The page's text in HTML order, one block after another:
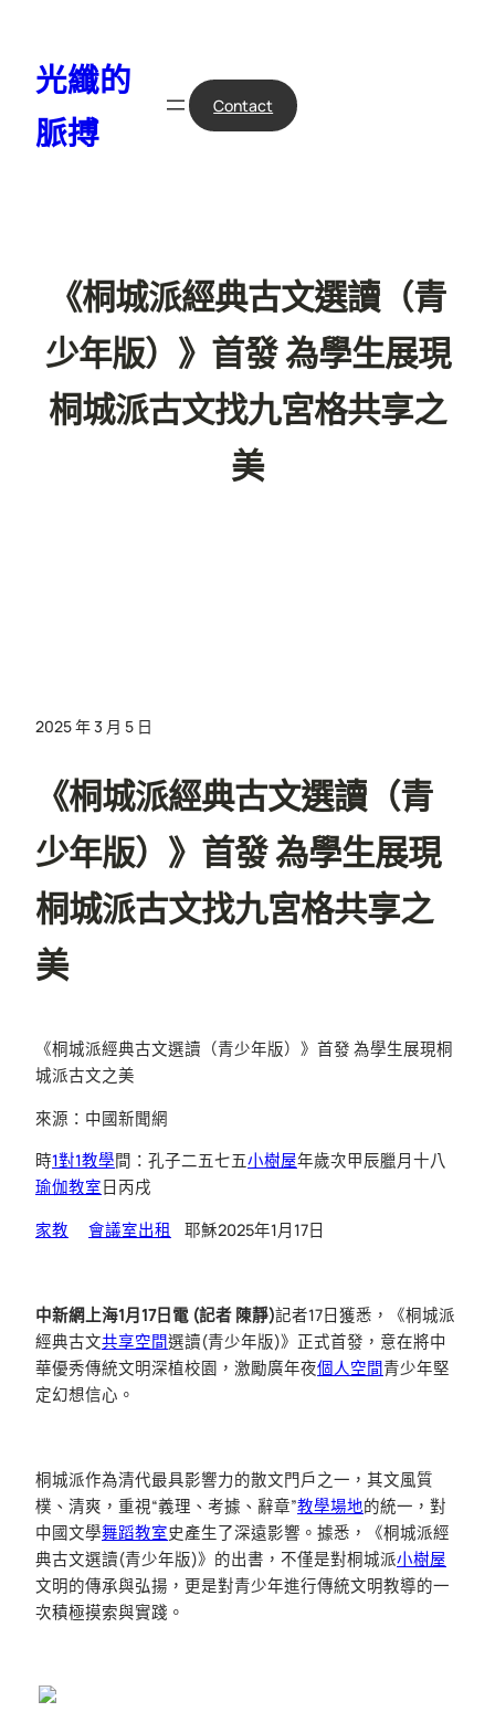
光纖的
脈搏
Contact
《桐城派經典古文選讀（青
少年版）》首發 為學生展現
桐城派古文找九宮格共享之
美
2025 年 3 月 5 日
《桐城派經典古文選讀（青
少年版）》首發 為學生展現
桐城派古文找九宮格共享之
美
《桐城派經典古文選讀（青少年版）》首發 為學生展現桐
城派古文之美
來源：中國新聞網
時1對1教學間：孔子二五七五小樹屋年歲次甲辰臘月十八
瑜伽教室 日丙戌
家教 會議室出租 耶穌2025年1月17日
中新網上海1月17日電 (記者 陳靜)記者17日獲悉，《桐城派
經典古文共享空間選讀(青少年版)》正式首發，意在將中
華優秀傳統文明深植校園，激勵廣年夜個人空間青少年堅
定幻想信心。
桐城派作為清代最具影響力的散文門戶之一，其文風質
樸、清爽，重視“義理、考據、辭章”教學場地的統一，對
中國文學舞蹈教室史產生了深遠影響。據悉，《桐城派經
典古文選讀(青少年版)》的出書，不僅是對桐城派小樹屋
文明的傳承與弘揚，更是對青少年進行傳統文明教導的一
次積極摸索與實踐。